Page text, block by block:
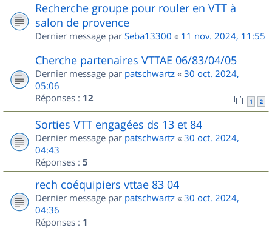
Recherche groupe pour rouler en VTT à
salon de provence
Dernier message par Seba13300 « 11 nov. 2024, 11:55
Cherche partenaires VTTAE 06/83/04/05
Dernier message par patschwartz « 30 oct. 2024,
05:06
Réponses : 12 1 2
Sorties VTT engagées ds 13 et 84
Dernier message par patschwartz « 30 oct. 2024,
04:43
Réponses : 5
rech coéquipiers vttae 83 04
Dernier message par patschwartz « 30 oct. 2024,
04:36
Réponses : 1